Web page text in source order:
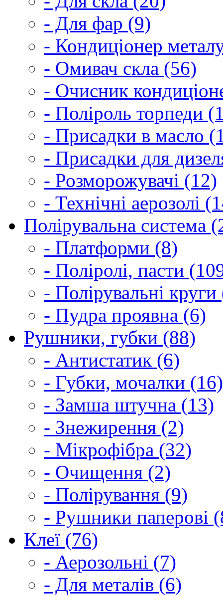
- Для фар (9)
- Кондиціонер
- Омивач скла (56)
- Очисник
- Поліроль торпеди
- Присадки в масло
- Присадки для
- Розморожувачі (12)
- Технічні аерозолі
Полірувальна система
- Платформи (8)
- Поліролі, пасти
- Полірувальні
- Пудра проявна (6)
Рушники, губки (88)
- Антистатик (6)
- Губки, мочалки (16)
- Замша штучна (13)
- Знежирення (2)
- Мікрофібра (32)
- Очищення (2)
- Полірування (9)
- Рушники паперові
Клеї (76)
- Аерозольні (7)
- Для металів (6)